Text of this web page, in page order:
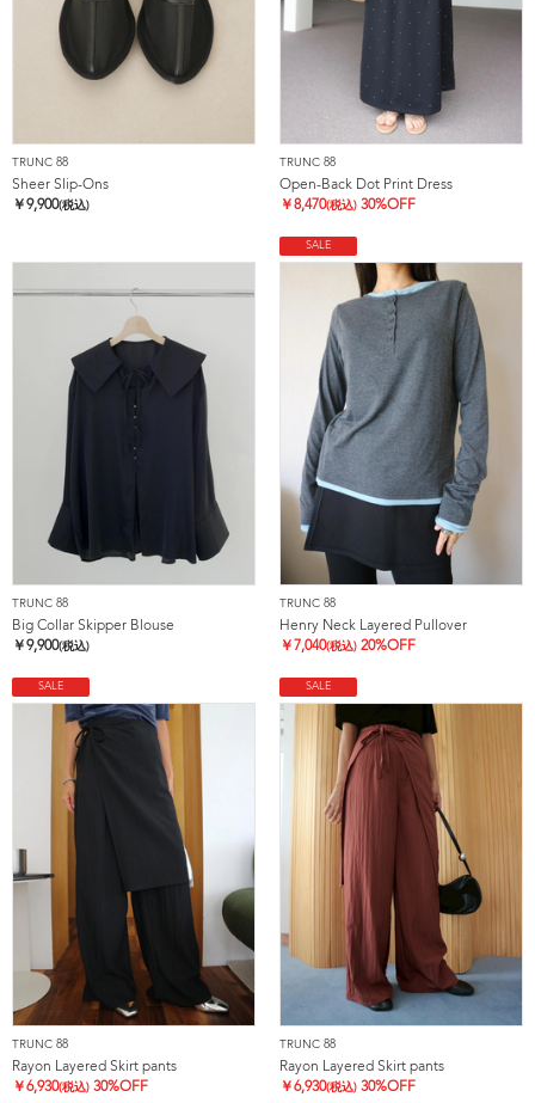
TRUNC 88
Sheer Slip-Ons
￥9,900(税込)
TRUNC 88
Open-Back Dot Print Dress
￥8,470(税込) 30%OFF
TRUNC 88
Big Collar Skipper Blouse
￥9,900(税込)
SALE
TRUNC 88
Henry Neck Layered Pullover
￥ 7,040(税込) 20%OFF
SALE
TRUNC 88
Rayon Layered Skirt pants
￥6,930(税込) 30%OFF
SALE
TRUNC 88
Rayon Layered Skirt pants
￥6,930(税込) 30%OFF